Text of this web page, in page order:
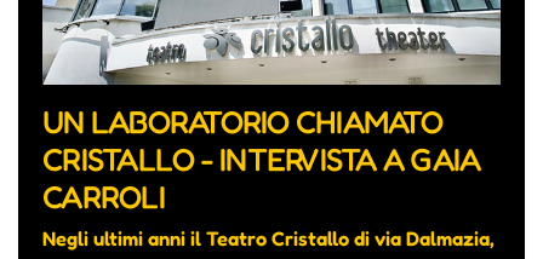
UN LABORATORIO CHIAMATO
CRISTALLO - INTERVISTA A GAIA
CARROLI
Negli ultimi anni il Teatro Cristallo di via Dalmazia,